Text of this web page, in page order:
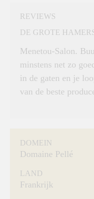
REVIEWS
DE GROTE
Menetou-Salon.
minstens net zo
in de gaten en je
van de beste
DOMEIN
Domaine Pellé
LAND
Frankrijk